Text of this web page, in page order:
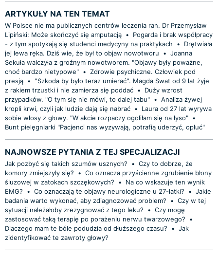
ARTYKUŁY NA TEN TEMAT
W Polsce nie ma publicznych centrów leczenia ran. Dr Przemysław
Lipiński: Może skończyć się amputacją •
Pogarda i brak współpracy
- z tym spotykają się studenci medycyny na praktykach
•
Drętwiała
jej lewa ręka. Dziś wie, że był to objaw nowotworu
• Joanna
Sekuła walczyła z groźnym nowotworem. "Objawy były poważne,
choć bardzo nietypowe" • Zdrowie psychiczne. Człowiek pod
presją •
''Szkoda by było teraz umierać''. Magda Swat od 9 lat żyje
z rakiem trzustki i nie zamierza się poddać •
Duży wzrost
przypadków. "O tym się nie mówi, to dalej tabu" • Analiza żywej
kropli krwi, czyli jak ludzie dają się nabrać •
Laura od 27 lat wyrywa
sobie włosy z głowy. "W akcie rozpaczy ogoliłam się na łyso" •
Bunt pielęgniarki "Pacjenci nas wyzywają, potrafią uderzyć, opluć"
NAJNOWSZE PYTANIA Z TEJ SPECJALIZACJI
Jak pozbyć się takich szumów usznych? • Czy to dobrze, że
komory zmiejszyły się?
• Co oznacza przyścienne zgrubienie błony
śluzowej w zatokach szczękowych?
•
Na co wskazuje ten wynik
EMG?
• Co oznaczają te objawy neurologiczne u 27-latki? • Jakie
badania warto wykonać, aby zdiagnozować problem?
• Czy w tej
sytuacji należałoby zrezygnować z tego leku?
• Czy mogę
zastosować taką terapię po porażeniu nerwu twarzowego?
•
Dlaczego mam te bóle podudzia od dłuższego czasu?
• Jak
zidentyfikować te zawroty głowy?